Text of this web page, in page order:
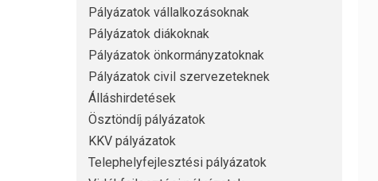
Pályázatok vállalkozásoknak
Pályázatok diákoknak
Pályázatok önkormányzatoknak
Pályázatok civil szervezeteknek
Álláshirdetések
Ösztöndíj pályázatok
KKV pályázatok
Telephelyfejlesztési pályázatok